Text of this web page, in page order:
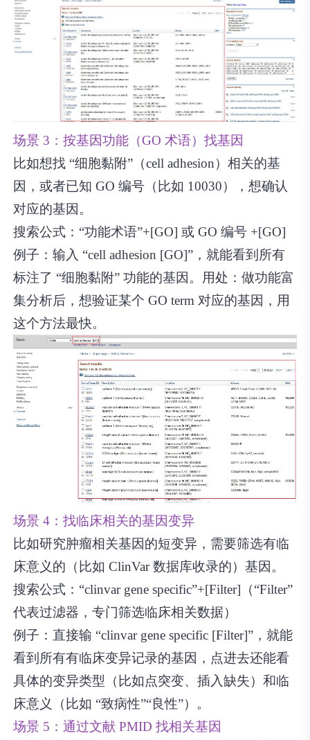
场景 3：按基因功能（GO 术语）找基因
比如想找 “细胞黏附”（cell adhesion）相关的基
因，或者已知 GO 编号（比如 10030），想确认
对应的基因。
搜索公式：“功能术语”+[GO] 或 GO 编号 +[GO]
例子：输入 “cell adhesion [GO]”，就能看到所有
标注了 “细胞黏附” 功能的基因。用处：做功能富
集分析后，想验证某个 GO term 对应的基因，用
这个方法最快。
场景 4：找临床相关的基因变异
比如研究肿瘤相关基因的短变异，需要筛选有临
床意义的（比如 ClinVar 数据库收录的）基因。
搜索公式：“clinvar gene specific”+[Filter]（“Filter”
代表过滤器，专门筛选临床相关数据）
例子：直接输 “clinvar gene specific [Filter]”，就能
看到所有有临床变异记录的基因，点进去还能看
具体的变异类型（比如点突变、插入缺失）和临
床意义（比如 “致病性”“良性”）。
场景 5：通过文献 PMID 找相关基因